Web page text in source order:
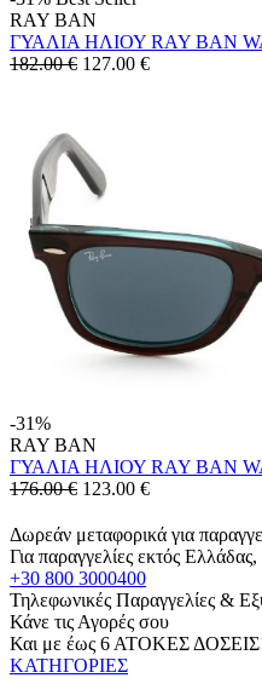
RAY BAN
ΓΥΑΛΙΑ ΗΛΙΟΥ RAY BAN
182.00 € 127.00 €
-31%
RAY BAN
ΓΥΑΛΙΑ ΗΛΙΟΥ RAY BAN
176.00 € 123.00 €
Δωρεάν μεταφορικά για
Για παραγγελίες εκτός
+30 800 3000400
Τηλεφωνικές Παραγγελίες &
Κάνε τις Αγορές σου
Και με έως 6 ΑΤΟΚΕΣ
ΚΑΤΗΓΟΡΙΕΣ